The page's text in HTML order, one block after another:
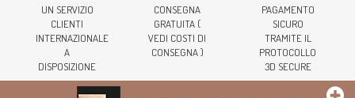
UN SERVIZIO
CLIENTI
INTERNAZIONALE
A
DISPOSIZIONE
CONSEGNA
GRATUITA (
VEDI COSTI DI
CONSEGNA )
PAGAMENTO
SICURO
TRAMITE IL
PROTOCOLLO
3D SECURE